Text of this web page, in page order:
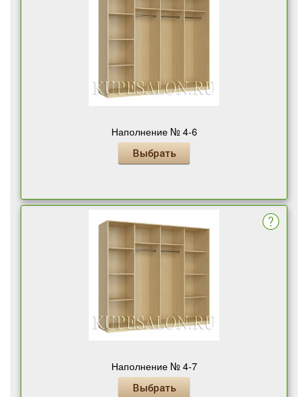
Наполнение № 4-6
Выбрать
Наполнение № 4-7
Выбрать